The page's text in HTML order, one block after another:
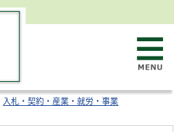
入札・契約・産業・就労・事業